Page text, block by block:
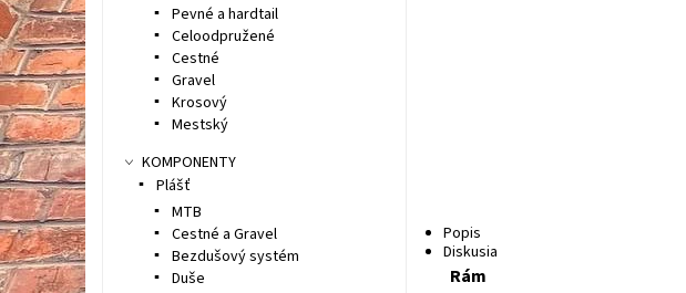
Popis
Diskusia
Rám
Pevné a hardtail
Celoodpružené
Cestné
Gravel
Krosový
Mestský
KOMPONENTY
Plášť
MTB
Cestné a Gravel
Bezdušový systém
Duše